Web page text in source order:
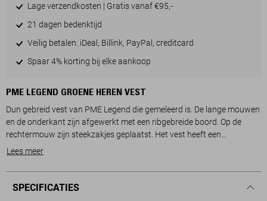
Lage verzendkosten | Gratis vanaf €95,-
21 dagen bedenktijd
Veilig betalen: iDeal, Billink, PayPal, creditcard
Spaar 4% korting bij elke aankoop
PME LEGEND GROENE HEREN VEST
Dun gebreid vest van PME Legend die gemeleerd is. De lange mouwen
en de onderkant zijn afgewerkt met een ribgebreide boord. Op de
rechtermouw zijn steekzakjes geplaatst. Het vest heeft een
opstaande kraag en sluit met een rits. Op borsthoogte is het logo van
Lees meer
SPECIFICATIES